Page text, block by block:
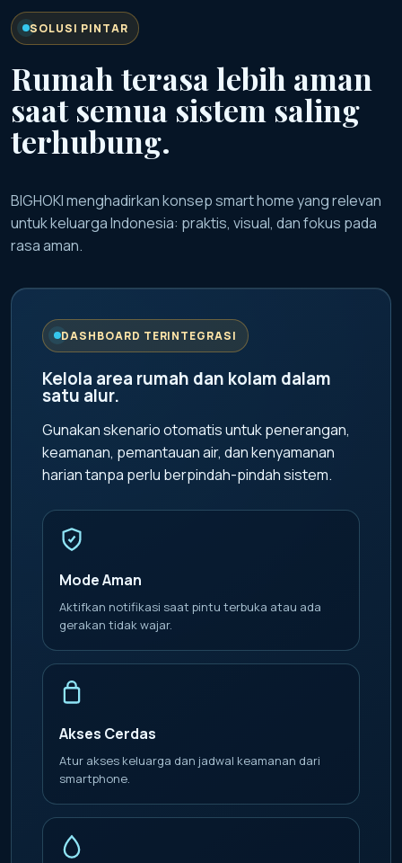
SOLUSI PINTAR
Rumah terasa lebih aman
saat semua sistem saling
terhubung.
BIGHOKI menghadirkan konsep smart home yang relevan
untuk keluarga Indonesia: praktis, visual, dan fokus pada
rasa aman.
DASHBOARD TERINTEGRASI
Kelola area rumah dan kolam dalam
satu alur.
Gunakan skenario otomatis untuk penerangan,
keamanan, pemantauan air, dan kenyamanan
harian tanpa perlu berpindah-pindah sistem.
Mode Aman
Aktifkan notifikasi saat pintu terbuka atau ada
gerakan tidak wajar.
Akses Cerdas
Atur akses keluarga dan jadwal keamanan dari
smartphone.